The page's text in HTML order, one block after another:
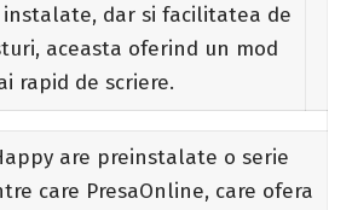
dar si facilitatea de
aceasta oferind un mod
rapid de scriere.
are preinstalate o serie
care PresaOnline, care ofera